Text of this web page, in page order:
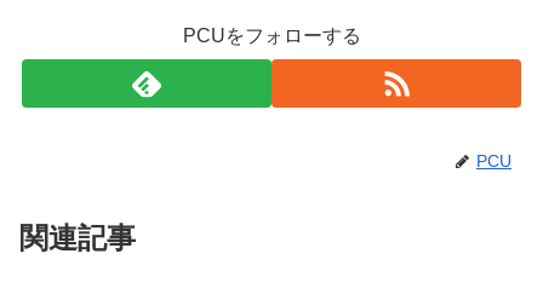
PCUをフォローする
PCU
関連記事